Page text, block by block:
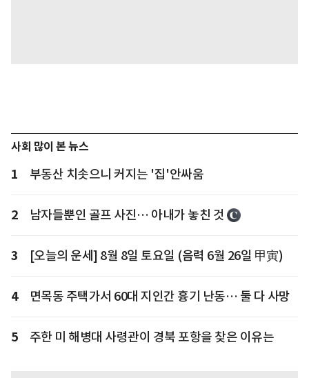
사회 많이 본 뉴스
1 부동산 치솟으니 커지는 '집'안싸움
2 남자들뿐인 골프 사진… 아내가 놓친 것
3 [오늘의 운세] 8월 8일 토요일 (음력 6월 26일 甲寅)
4 면목동 주택가서 60대 지인간 흉기 난동… 둘 다 사망
5 주한 미 해병대 사령관이 경북 포항을 찾은 이유는